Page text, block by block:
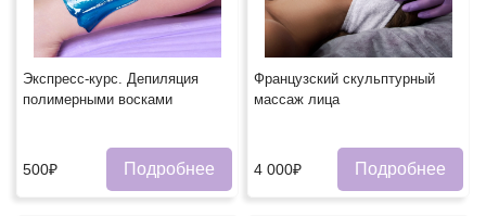
Экспресс-курс. Депиляция
полимерными восками
500₽ Подробнее
Французский скульптурный
массаж лица
4 000₽ Подробнее